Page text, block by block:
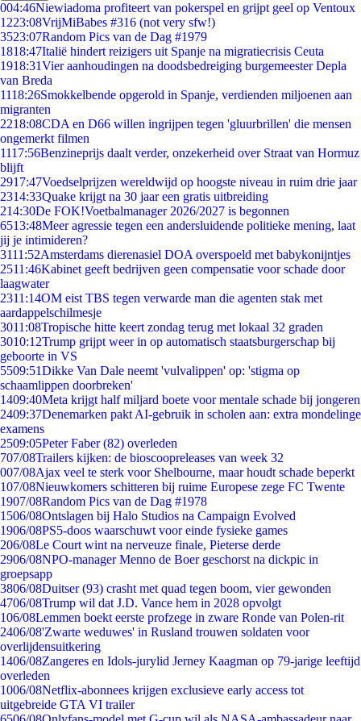
004:46Niewiadoma profiteert van pokerspel en grijpt geel op Ventoux
1223:08VrijMiBabes #316 (not very sfw!)
3523:07Random Pics van de Dag #1979
1818:47Italië hindert reizigers uit Spanje na migratiecrisis Ceuta
1918:31Vier aanhoudingen na doodsbedreiging burgemeester Depla
van Breda
1118:26Smokkelbende opgerold in Spanje, verdienden miljoenen aan
migranten
2218:08CDA en D66 willen ingrijpen tegen 'gluurbrillen' die mensen
ongemerkt filmen
1117:56Benzineprijs daalt verder, onzekerheid over Straat van Hormuz
blijft
2917:47Voedselprijzen wereldwijd op hoogste niveau in ruim drie jaar
2314:33Quake krijgt na 30 jaar een gratis uitbreiding
214:30De FOK!Voetbalmanager 2026/2027 is begonnen
6513:48Meer agressie tegen een andersluidende politieke mening, laat
jij je intimideren?
3111:52Amsterdams dierenasiel DOA overspoeld met babykonijntjes
2511:46Kabinet geeft bedrijven geen compensatie voor schade door
laagwater
2311:14OM eist TBS tegen verwarde man die agenten stak met
aardappelschilmesje
3011:08Tropische hitte keert zondag terug met lokaal 32 graden
3010:12Trump grijpt weer in op automatisch staatsburgerschap bij
geboorte in VS
5509:51Dikke Van Dale neemt 'vulvalippen' op: 'stigma op
schaamlippen doorbreken'
1409:40Meta krijgt half miljard boete voor mentale schade bij jongeren
2409:37Denemarken pakt AI-gebruik in scholen aan: extra mondelinge
examens
2509:05Peter Faber (82) overleden
707/08Trailers kijken: de bioscoopreleases van week 32
007/08Ajax veel te sterk voor Shelbourne, maar houdt schade beperkt
107/08Nieuwkomers schitteren bij ruime Europese zege FC Twente
1907/08Random Pics van de Dag #1978
1506/08Ontslagen bij Halo Studios na Campaign Evolved
1906/08PS5-doos waarschuwt voor einde fysieke games
206/08Le Court wint na nerveuze finale, Pieterse derde
2906/08NPO-manager Menno de Boer geschorst na dickpic in
groepsapp
3806/08Duitser (93) crasht met quad tegen boom, vier gewonden
4706/08Trump wil dat J.D. Vance hem in 2028 opvolgt
106/08Lemmen boekt eerste profzege in zware Ronde van Polen-rit
2406/08'Zwarte weduwes' in Rusland trouwen soldaten voor
overlijdensuitkering
1406/08Zangeres en Idols-jurylid Jerney Kaagman op 79-jarige leeftijd
overleden
1006/08Netflix-abonnees krijgen exclusieve early access tot
uitgebreide GTA VI trailer